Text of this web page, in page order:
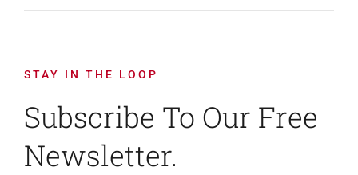
STAY IN THE LOOP
Subscribe To Our Free
Newsletter.